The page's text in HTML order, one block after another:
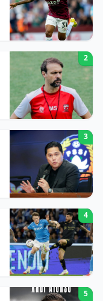
2
3
4
5